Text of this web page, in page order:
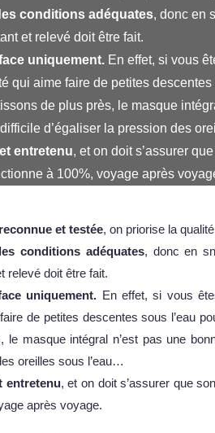
conditions adéquates, donc en
et relevé doit être fait.
uniquement. En effet, si vous
qui aime faire de petites descentes
de plus près, le masque
d’égaliser la pression des
entretenu, et on doit s’assurer
à 100%, voyage après
et testée, on priorise la
conditions adéquates, donc en
relevé doit être fait.
uniquement. En effet, si vous
de petites descentes sous l’eau
le masque intégral n’est pas une
oreilles sous l’eau…
entretenu, et on doit s’assurer que
après voyage.